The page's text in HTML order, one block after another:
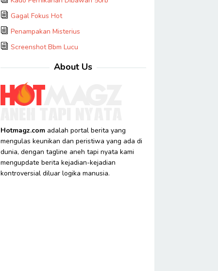
Gagal Fokus Hot
Penampakan Misterius
Screenshot Bbm Lucu
About Us
Hotmagz.comadalah portal berita yang
mengulas keunikan dan peristiwa yang ada di
dunia, dengan tagline aneh tapi nyata kami
mengupdate berita kejadian-kejadian
kontroversial diluar logika manusia.